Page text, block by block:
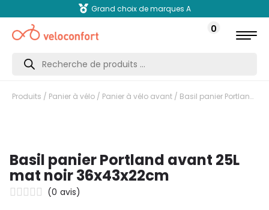
Grand choix de marques A
0
Recherche
produits
Produits / Panier à vélo / Panier à vélo avant / Basil panier Portland avant 25L mat noir 36x43x22cm
Basil panier Portland avant 25L
mat noir 36x43x22cm
(0 avis)